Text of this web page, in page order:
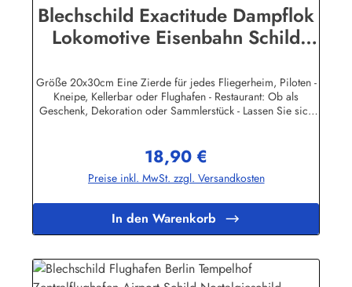
Blechschild Exactitude Dampflok
Lokomotive Eisenbahn Schild
Größe 20x30cm Eine Zierde für jedes Fliegerheim, Piloten -
Kneipe, Kellerbar oder Flughafen - Restaurant: Ob als
Geschenk, Dekoration oder Sammlerstück - Lassen Sie sich
Motiven. Schenken Sie sich und Ihren Freunden eine
dekorative Erinnerung an die gute alte Zeit! Unsere
Blechschilder sind in Super-Qualität aus hochwertigem Metall
behandelt, lange Lebensdauer ist damit garantiert. Wir
verkaufen nur original lizensierte
Werbeschilder.Herstellerinformationen:Heart of Ireland
(Luhe)info@heartofireland.eu
Regulärer Preis:
18,90 €
Preise inkl. MwSt. zzgl. Versandkosten
In den Warenkorb